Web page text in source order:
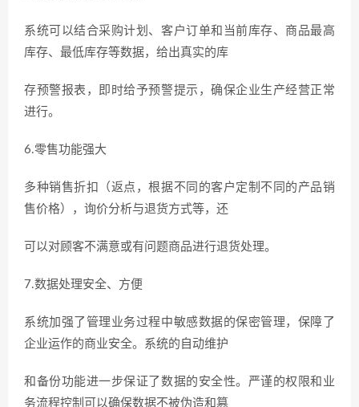
系统可以结合采购计划、客户订单和当前库存、商品最高
库存、最低库存等数据，给出真实的库
存预警报表，即时给予预警提示，确保企业生产经营正常
进行。
6.零售功能强大
多种销售折扣（返点，根据不同的客户定制不同的产品销
售价格），询价分析与退货方式等，还
可以对顾客不满意或有问题商品进行退货处理。
7.数据处理安全、方便
系统加强了管理业务过程中敏感数据的保密管理，保障了
企业运作的商业安全。系统的自动维护
和备份功能进一步保证了数据的安全性。严谨的权限和业
务流程控制可以确保数据不被伪造和篡